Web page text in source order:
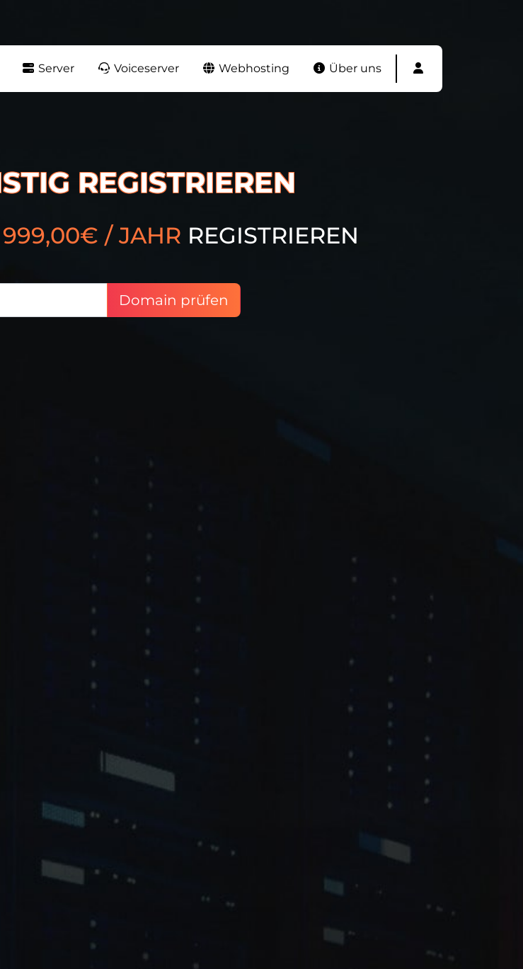
Server Voiceserver Webhosting Über uns
REGISTRIEREN
999,00€ / JAHR REGISTRIEREN
Domain prüfen